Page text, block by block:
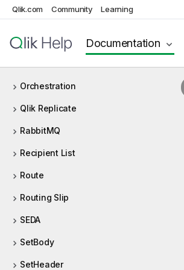
Qlik.com Community Learning
Documentation
Messaging Endpoint
MQTT
Orchestration
Qlik Replicate
RabbitMQ
Recipient List
Route
Routing Slip
SEDA
SetBody
SetHeader